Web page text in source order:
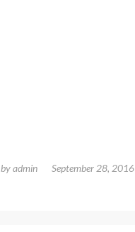
byadmin September 28, 2016